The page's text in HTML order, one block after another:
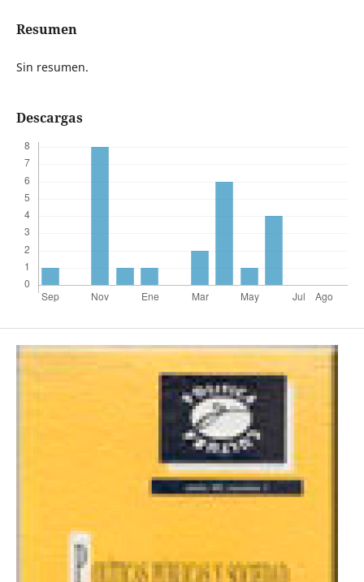
Resumen
Sin resumen.
Descargas